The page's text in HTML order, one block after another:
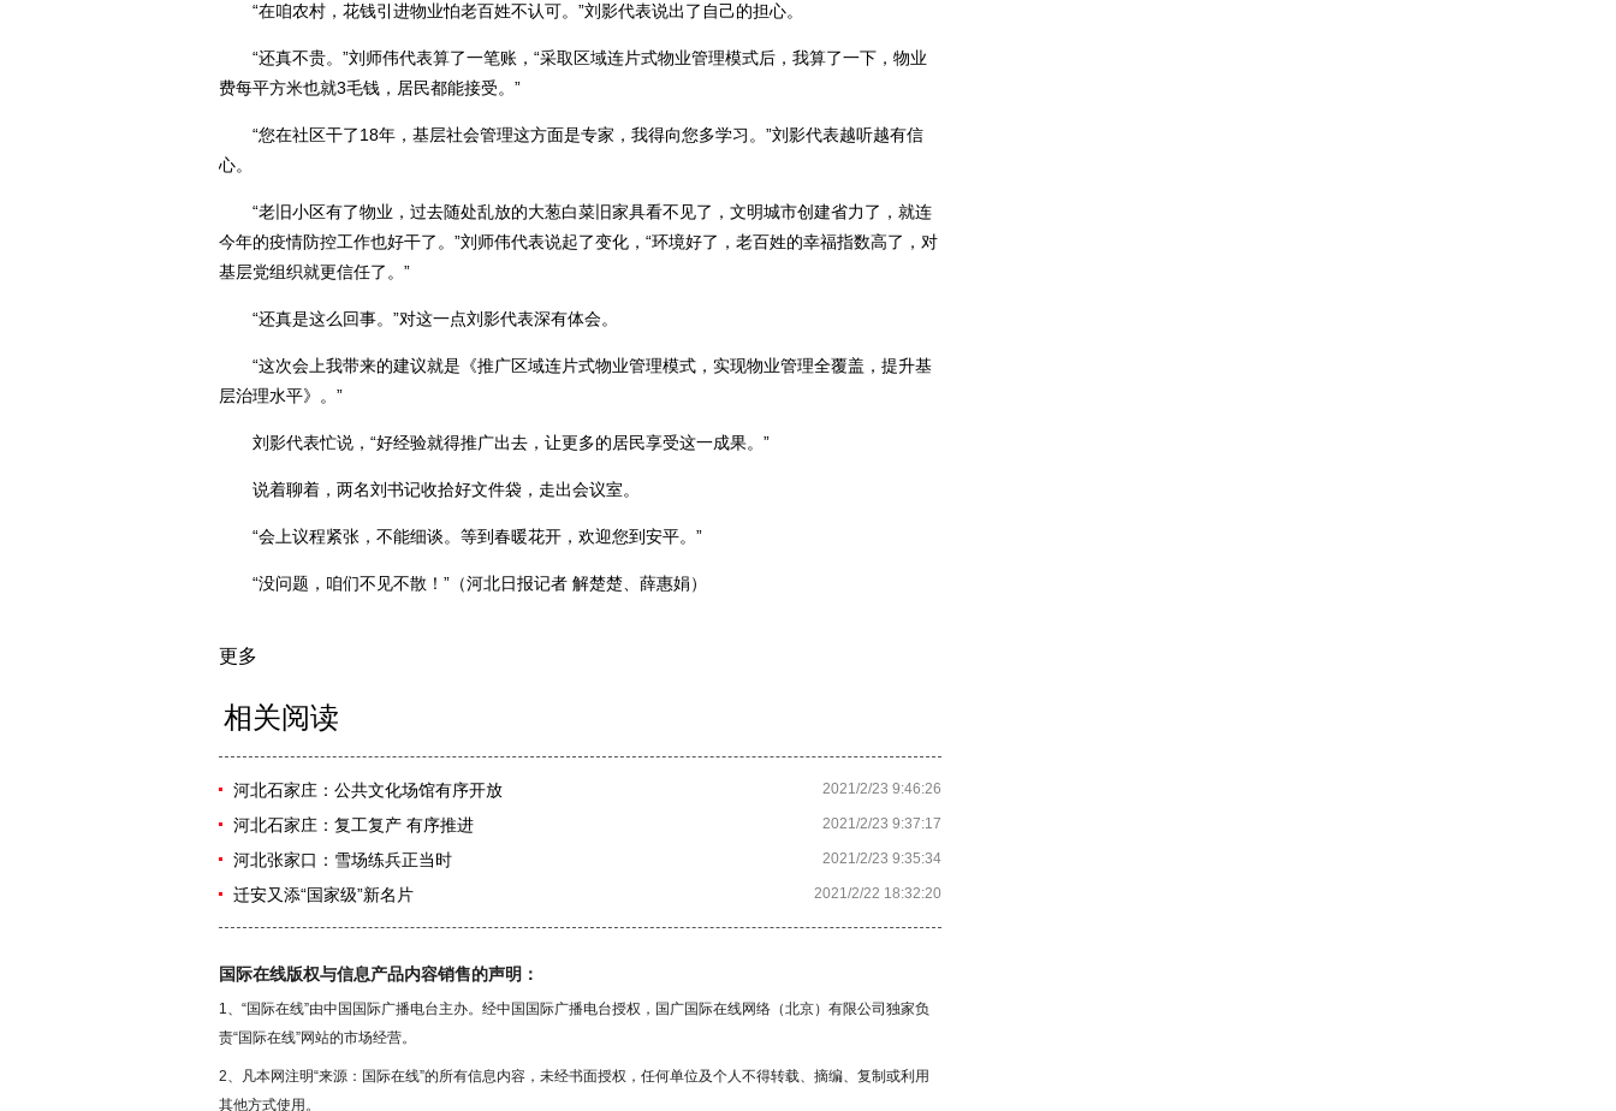
“在咱农村，花钱引进物业怕老百姓不认可。”刘影代表说出了自己的担心。
“还真不贵。”刘师伟代表算了一笔账，“采取区域连片式物业管理模式后，我算了一下，物业
费每平方米也就3毛钱，居民都能接受。”
“您在社区干了18年，基层社会管理这方面是专家，我得向您多学习。”刘影代表越听越有信
心。
“老旧小区有了物业，过去随处乱放的大葱白菜旧家具看不见了，文明城市创建省力了，就连
今年的疫情防控工作也好干了。”刘师伟代表说起了变化，“环境好了，老百姓的幸福指数高了，对
基层党组织就更信任了。”
“还真是这么回事。”对这一点刘影代表深有体会。
“这次会上我带来的建议就是《推广区域连片式物业管理模式，实现物业管理全覆盖，提升基
层治理水平》。”
刘影代表忙说，“好经验就得推广出去，让更多的居民享受这一成果。”
说着聊着，两名刘书记收拾好文件袋，走出会议室。
“会上议程紧张，不能细谈。等到春暖花开，欢迎您到安平。”
“没问题，咱们不见不散！”（河北日报记者 解楚楚、薛惠娟）
更多
相关阅读
2021/2/23 9:46:26
河北石家庄：公共文化场馆有序开放
2021/2/23 9:37:17
河北石家庄：复工复产 有序推进
2021/2/23 9:35:34
河北张家口：雪场练兵正当时
2021/2/22 18:32:20
迁安又添“国家级”新名片
国际在线版权与信息产品内容销售的声明：
1、“国际在线”由中国国际广播电台主办。经中国国际广播电台授权，国广国际在线网络（北京）有限公司独家负
责“国际在线”网站的市场经营。
2、凡本网注明“来源：国际在线”的所有信息内容，未经书面授权，任何单位及个人不得转载、摘编、复制或利用
其他方式使用。